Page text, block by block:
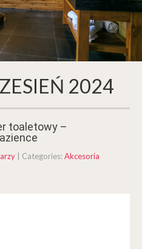
2024
toaletowy –
| Categories:Akcesoria